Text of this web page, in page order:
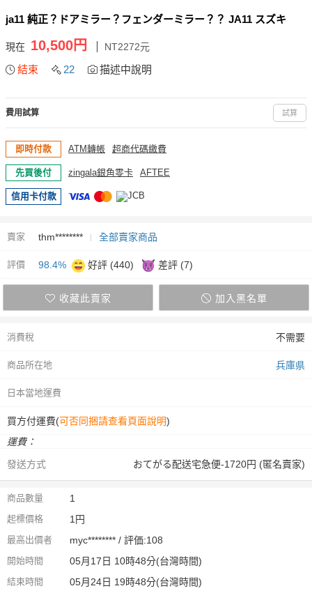
ja11 純正？ドアミラー？フェンダーミラー？？ JA11 スズキ
現在 10,500円 NT2272元
結束 22 描述中說明
費用試算 試算
即時付款 ATM轉帳 超商代碼繳費
先買後付 zingala銀角零卡 AFTEE
信用卡付款
賣家 thm******** 全部賣家商品
評價 98.4% 好評 (440) 差評 (7)
收藏此賣家 加入黑名單
消費稅 不需要
商品所在地 兵庫県
日本當地運費
買方付運費(可否同捆請查看頁面說明)
運費：
發送方式
おてがる配送宅急便-1720円 (匿名賣家)
商品數量 1
起標價格 1円
最高出價者 myc******** / 評価:108
開始時間 05月17日 10時48分(台灣時間)
結束時間 05月24日 19時48分(台灣時間)